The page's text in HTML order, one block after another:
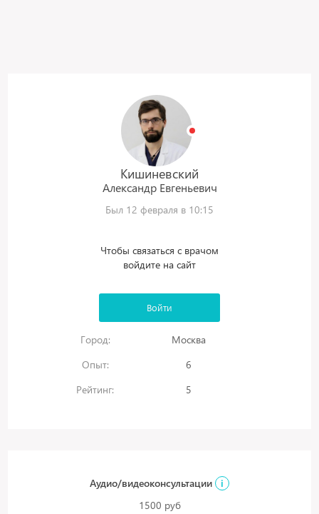
Кишиневский
Александр Евгеньевич
Был 12 февраля в 10:15
Чтобы связаться с врачом
войдите на сайт
Войти
Город:
Москва
Опыт:
6
Рейтинг:
5
Аудио/видеоконсультации
i
1500 руб